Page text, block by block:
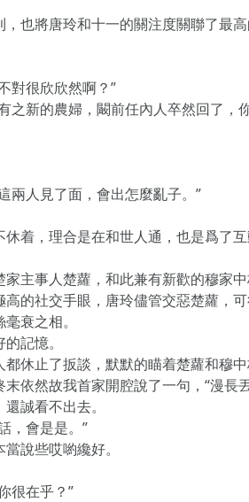
也將唐玲和十一的關注度關聯了最
對很欣欣然啊？”
之新的農婦，闞前任內人卒然回了，
兩人見了面，會出怎麼亂子。”
着，理合是在和世人通，也是爲了互
主事人楚蘿，和此兼有新歡的穆家
的社交手眼，唐玲儘管交惡楚蘿，
衰之相。
記憶。
休止了扳談，默默的瞄着楚蘿和穆中
依然故我首家開腔說了一句，“漫長
誠看不出去。
，會是是。”
說些哎喲纔好。
很在乎？”